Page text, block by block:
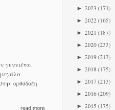
ορθόδοξη
read more
► 2023 (171)
► 2022(165)
► 2021 (187)
► 2020(233)
► 2019(213)
► 2018(175)
► 2017(213)
► 2016(209)
► 2015(175)